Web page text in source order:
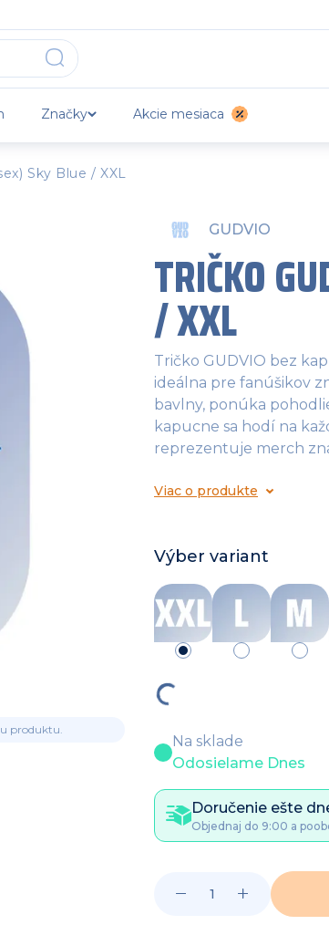
Značky Akcie mesiaca
Sky Blue / XXL
produktu.
TRIČKO
/ XXL
GUDVIO
Tričko GUDVIO bez
ideálna pre fanúšikov
bavlny, ponúka
kapucne sa hodí na
reprezentuje merch
Viac o produkte
Výber variant
Na sklade
Odosielame Dnes
Doručenie ešte
Objednaj do 9:00 a